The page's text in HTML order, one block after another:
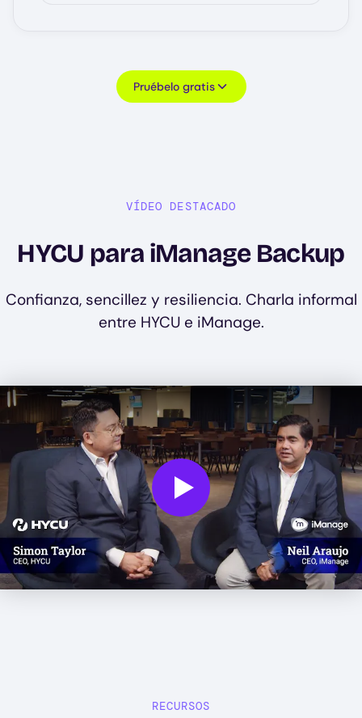
Pruébelo gratis
VÍDEO DESTACADO
HYCU para iManage Backup
Confianza, sencillez y resiliencia. Charla informal
entre HYCU e iManage.
Play
RECURSOS